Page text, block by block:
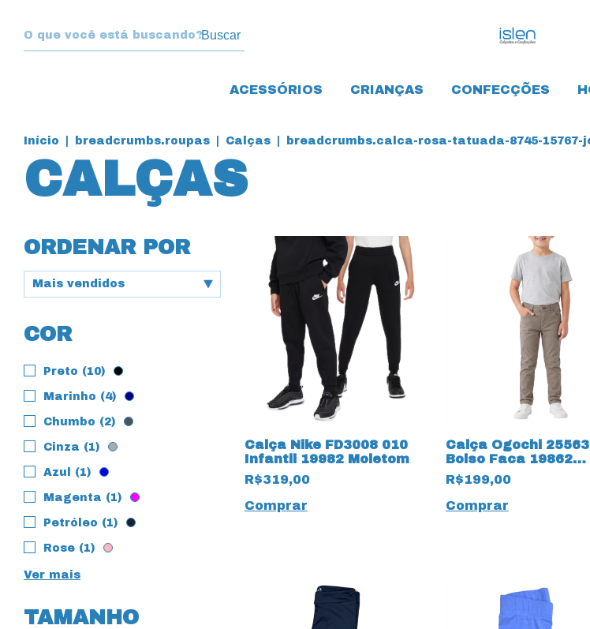
Buscar
ACESSÓRIOS CRIANÇAS CONFECÇÕES
Início breadcrumbs.roupas Calças breadcrumbs.calca-rosa-tatuada-8745-
CALÇAS
ORDENAR POR
COR
Preto (10)
Marinho (4)
Chumbo (2)
Cinza (1)
Azul (1)
Magenta (1)
Petróleo (1)
Rose (1)
Ver mais
TAMANHO
Calça Nike FD3008 010
Infantil 19982 Moletom
R$319,00
Comprar
Calça Ogochi
Bolso Faca 19862
Tradicional Infantil
R$199,00
Comprar